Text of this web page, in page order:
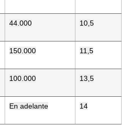
44.000 10,5
150.000 11,5
100.000 13,5
En adelante 14